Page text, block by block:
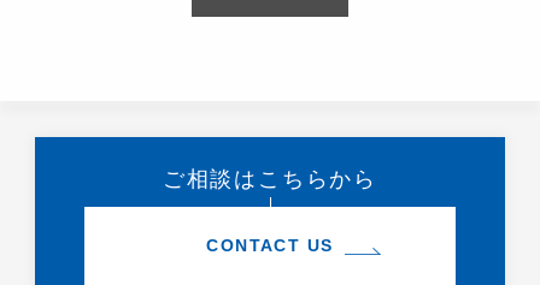
ご相談はこちらから
CONTACT US